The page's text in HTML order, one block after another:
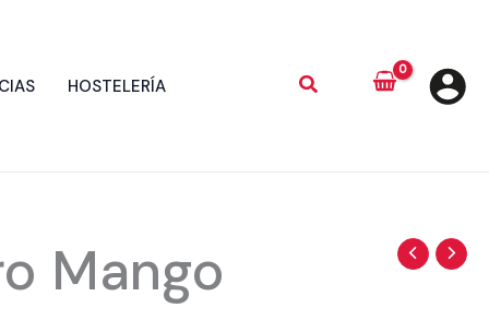
HOSTELERÍA
Mango
Rango